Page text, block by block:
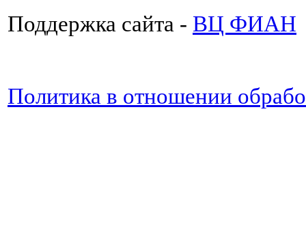
Поддержка сайта - ВЦ ФИАН
Политика в отношении